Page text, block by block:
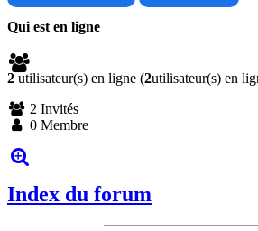
Qui est en ligne
2 utilisateur(s) en ligne (2utilisateur(s) en
2 Invités
0 Membre
Index du forum